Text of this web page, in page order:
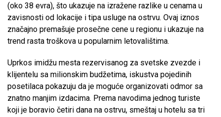
(oko 38 evra), što ukazuje na izražene razlike u cenama u
zavisnosti od lokacije i tipa usluge na ostrvu. Ovaj iznos
značajno premašuje prosečne cene u regionu i ukazuje na
trend rasta troškova u popularnim letovalištima.
Uprkos imidžu mesta rezervisanog za svetske zvezde i
klijentelu sa milionskim budžetima, iskustva pojedinih
posetilaca pokazuju da je moguće organizovati odmor sa
znatno manjim izdacima. Prema navodima jednog turiste
koji je boravio četiri dana na ostrvu, smeštaj u hotelu sa tri